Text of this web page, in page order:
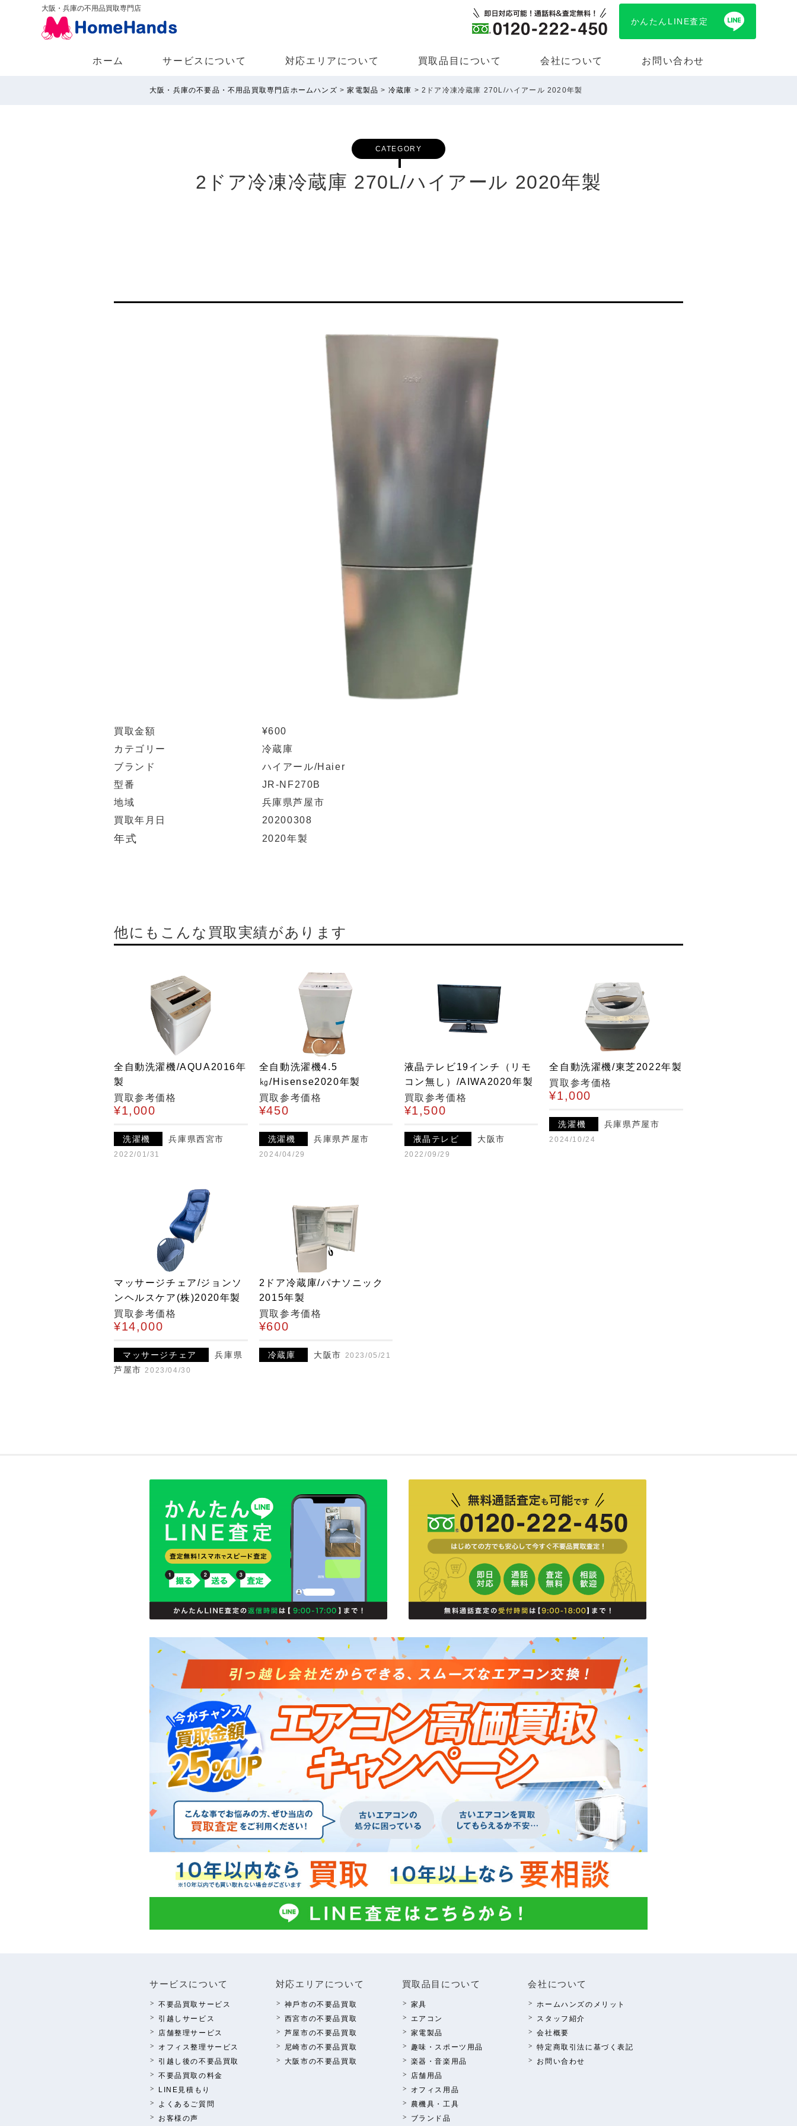
大阪・兵庫の不用品買取専門店
かんたんLINE査定
ホーム サービスについて 対応エリアについて 買取品⽬について 会社について お問い合わせ
大阪・兵庫の不要品・不用品買取専門店ホームハンズ >家電製品 > 冷蔵庫 >2ドア冷凍冷蔵庫 270L/ハイアール 2020年製
CATEGORY
2ドア冷凍冷蔵庫 270L/ハイアール 2020年製
買取金額
¥600
カテゴリー
冷蔵庫
ブランド
ハイアール/Haier
型番
JR-NF270B
地域
兵庫県芦屋市
買取年月日
20200308
年式 2020年製
他にもこんな買取実績があります
全自動洗濯機/AQUA2016年
製
買取参考価格
¥1,000
洗濯機 兵庫県西宮市
2022/01/31
全自動洗濯機4.5
㎏/Hisense2020年製
買取参考価格
¥450
洗濯機 兵庫県芦屋市
2024/04/29
液晶テレビ19インチ（リモ
コン無し）/AIWA2020年製
買取参考価格
¥1,500
液晶テレビ 大阪市
2022/09/29
全自動洗濯機/東芝2022年製
買取参考価格
¥1,000
洗濯機 兵庫県芦屋市
2024/10/24
マッサージチェア/ジョンソ
ンヘルスケア(株)2020年製
買取参考価格
¥14,000
マッサージチェア
兵庫県
芦屋市 2023/04/30
2ドア冷蔵庫/パナソニック
2015年製
買取参考価格
¥600
冷蔵庫 大阪市 2023/05/21
サービスについて
不要品買取サービス
引越しサービス
店舗整理サービス
オフィス整理サービス
引越し後の不要品買取
不要品買取の料⾦
LINE⾒積もり
よくあるご質問
お客様の声
対応エリアについて
神⼾市の不要品買取
西宮市の不要品買取
芦屋市の不要品買取
尼崎市の不要品買取
⼤阪市の不要品買取
買取品⽬について
家具
エアコン
家電製品
趣味・スポーツ⽤品
楽器・⾳楽⽤品
店舗⽤品
オフィス⽤品
農機具・⼯具
ブランド品
会社について
ホームハンズのメリット
スタッフ紹介
会社概要
特定商取引法に基づく表記
お問い合わせ